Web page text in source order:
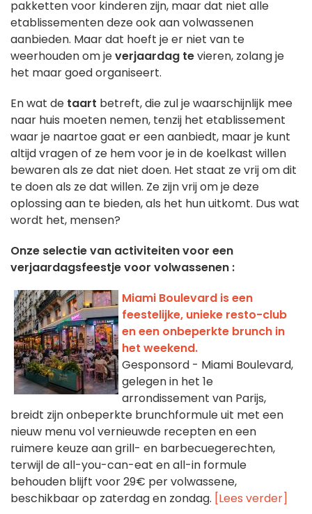
pakketten voor kinderen zijn, maar dat niet alle
etablissementen deze ook aan volwassenen
aanbieden. Maar dat hoeft je er niet van te
weerhouden om jeverjaardag tevieren, zolang je
het maar goed organiseert.
En wat de taart betreft, die zul je waarschijnlijk mee
naar huis moeten nemen, tenzij het etablissement
waar je naartoe gaat er een aanbiedt, maar je kunt
altijd vragen of ze hem voor je in de koelkast willen
bewaren als ze dat niet doen. Het staat ze vrij om dit
te doen als ze dat willen. Ze zijn vrij om je deze
oplossing aan te bieden, als het hun uitkomt. Dus wat
wordt het, mensen?
Onze selectie van activiteiten voor een
verjaardagsfeestje voor volwassenen :
Miami Boulevard is een
feestelijke, unieke resto-club
en een onbeperkte brunch in
het weekend.
Gesponsord - Miami Boulevard,
gelegen in het 1e
arrondissement van Parijs,
breidt zijn onbeperkte brunchformule uit met een
nieuw menu vol vernieuwde recepten en een
ruimere keuze aan grill- en barbecuegerechten,
terwijl de all-you-can-eat en all-in formule
behouden blijft voor 29€ per volwassene,
beschikbaar op zaterdag en zondag. [Lees verder]